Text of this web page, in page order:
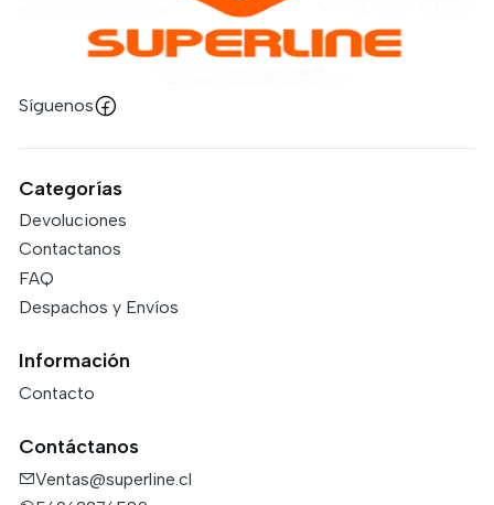
Síguenos
Categorías
Devoluciones
Contactanos
FAQ
Despachos y Envíos
Información
Contacto
Contáctanos
Ventas@superline.cl